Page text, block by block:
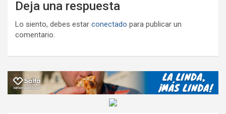
Deja una respuesta
Lo siento, debes estar conectado para publicar un
comentario.